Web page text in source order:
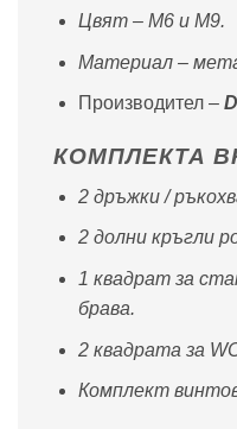
Цвят – M6 и M9.
Материал –
Производител –
КОМПЛЕКТА
2 дръжки /
2 долни кръгли
1 квадрат за
брава.
2 квадрата за
Комплект